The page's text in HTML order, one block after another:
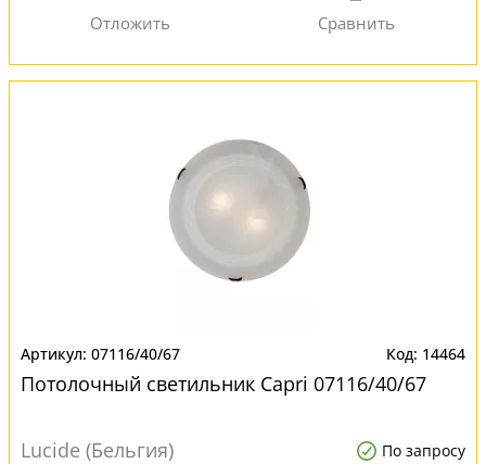
07116/40/67 14464
Потолочный светильник Capri 07116/40/67
Lucide (Бельгия) По запросу